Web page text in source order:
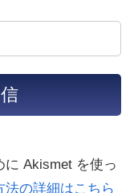
に Akismet を使っ
法の詳細はこちら